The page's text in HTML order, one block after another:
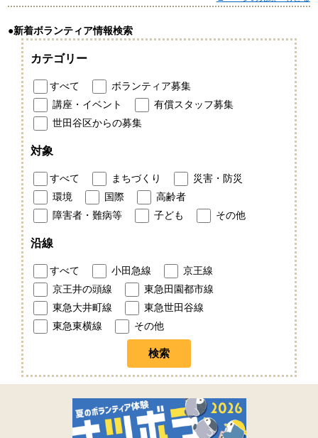
●新着ボランティア情報検索
カテゴリー
すべて
ボランティア募集
講座・イベント
有償スタッフ募集
世田谷区からの募集
対象
すべて まちづくり
災害・防災
環境
国際
高齢者
障害者・難病等
子ども その他
沿線
すべて 小田急線
京王線
京王井の頭線
東急田園都市線
東急大井町線
東急世田谷線
東急東横線
その他